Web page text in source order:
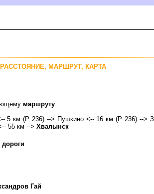
МАРШРУТ, КАРТА
маршруту:
км (Р 236) --> Пушкино <-- 16 км (Р 236) -->
55 км --> Хвалынск
Гай